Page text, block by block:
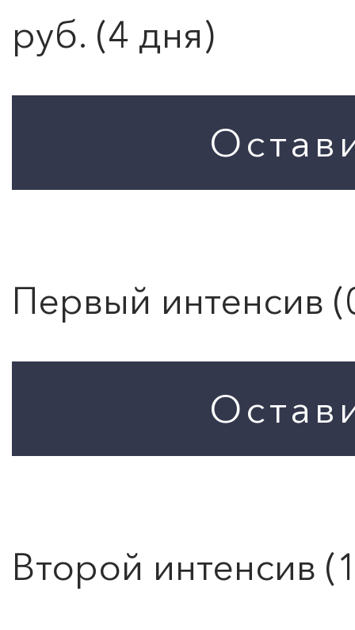
руб. (4 дня)
Первый интенсив
Второй интенсив